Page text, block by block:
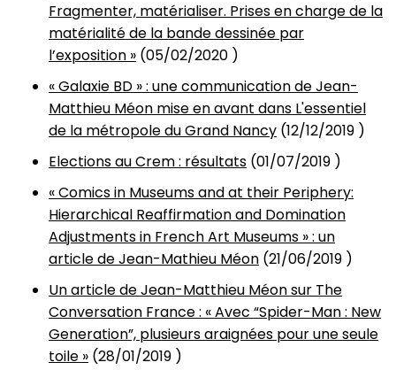
Fragmenter, matérialiser. Prises en charge de la
matérialité de la bande dessinée par
l’exposition » (05/02/2020 )
« Galaxie BD » : une communication de Jean-
Matthieu Méon mise en avant dans L'essentiel
de la métropole du Grand Nancy (12/12/2019 )
Elections au Crem : résultats (01/07/2019 )
« Comics in Museums and at their Periphery:
Hierarchical Reaffirmation and Domination
Adjustments in French Art Museums » : un
article de Jean-Mathieu Méon (21/06/2019 )
Un article de Jean-Matthieu Méon sur The
Conversation France : « Avec “Spider-Man : New
Generation”, plusieurs araignées pour une seule
toile » (28/01/2019 )